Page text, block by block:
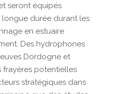
seront équipés
longue durée durant les
en estuaire
Des hydrophones
Dordogne et
frayères potentielles
stratégiques dans